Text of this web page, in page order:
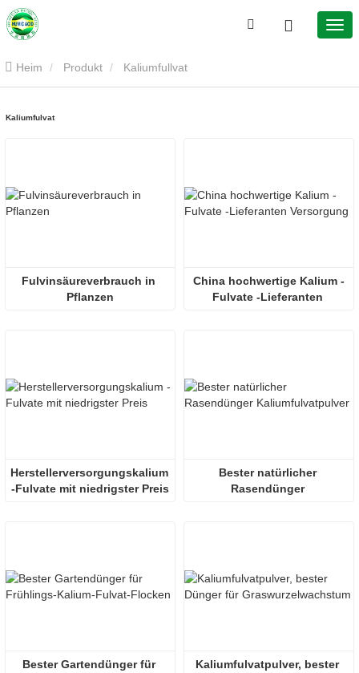
Heim Produkt Kaliumfullvat
Kaliumfulvat
Fulvinsäureverbrauch in
Pflanzen
China hochwertige Kalium -
Fulvate -Lieferanten
Herstellerversorgungskalium
-Fulvate mit niedrigster Preis
Bester natürlicher
Rasendünger
Bester Gartendünger für
Kaliumfulvatpulver, bester